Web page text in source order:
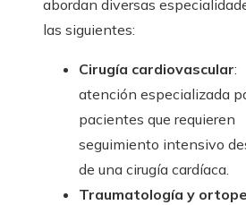
abordan diversas
las siguientes:
Cirugía cardiovascular:
atención especializada
pacientes que requieren
seguimiento intensivo
de una cirugía cardíaca.
Traumatología y